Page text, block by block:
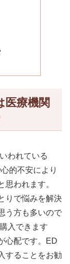
医療機関
われている
的不安により
思われます。
りで悩みを解決
う方も多いので
入できます
心配です。ED
することをお勧